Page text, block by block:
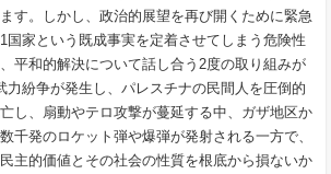
す。しかし、政治的展望を再び開くために緊急
国家という既成事実を定着させてしまう危険性
平和的解決について話し合う2度の取り組みが
力紛争が発生し、パレスチナの民間人を圧倒的
し、扇動やテロ攻撃が蔓延する中、ガザ地区か
千発のロケット弾や爆弾が発射される一方で、
主的価値とその社会の性質を根底から損ないか